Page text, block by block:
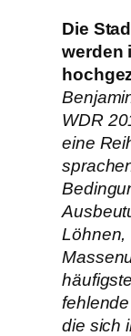
Die
werden
WDR
eine
Löhnen,
die sich